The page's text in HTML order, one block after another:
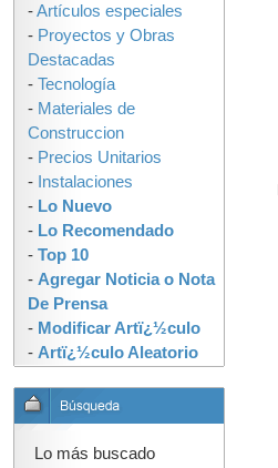
-Artículos especiales
- Proyectos y Obras
Destacadas
- Tecnología
- Materiales de
Construccion
- Precios Unitarios
- Instalaciones
- Lo Nuevo
- Lo Recomendado
- Top 10
- Agregar Noticia o Nota
De Prensa
- Modificar Artï¿½culo
- Artï¿½culo Aleatorio
Lo más buscado